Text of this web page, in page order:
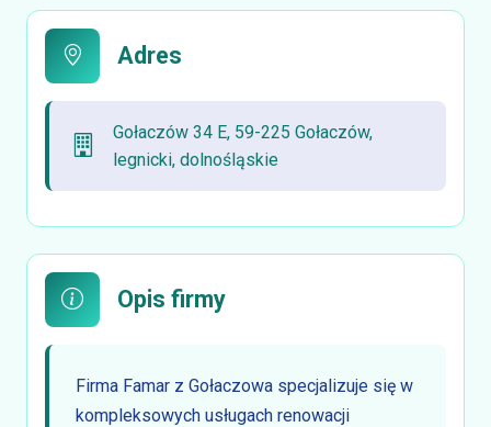
Adres
Gołaczów 34 E, 59-225 Gołaczów,
legnicki, dolnośląskie
Opis firmy
Firma Famar z Gołaczowa specjalizuje się w
kompleksowych usługach renowacji